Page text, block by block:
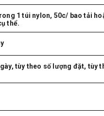
1 túi nylon, 50c/ bao tải
thể.
tùy theo số lượng đặt, tùy